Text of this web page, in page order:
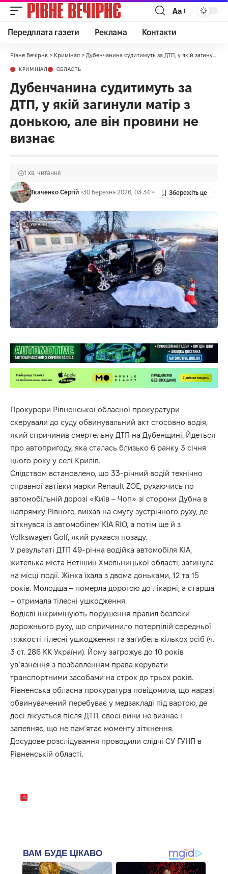
Аа
Передплата газети Реклама Контакти
Рівне Вечірнє > Кримінал > Дубенчанина судитимуть за ДТП, у якій загинули матір з донькою, але він провини не визнає
КРИМІНАЛ ОБЛАСТЬ
Дубенчанина судитимуть за
ДТП, у якій загинули матір з
донькою, але він провини не
визнає
Ткаченко Сергій 30 Березня 2026, 03:34
1 хв. читання
Прокурори Рівненської обласної прокуратури
скерували до суду обвинувальний акт стосовно водія,
який спричинив смертельну ДТП на Дубенщині. Йдеться
про автопригоду, яка сталась близько 6 ранку 3 січня
цього року у селі Крилів.
Слідством встановлено, що 33-річний водій технічно
справної автівки марки Renault ZOE, рухаючись по
автомобільній дорозі «Київ – Чоп» зі сторони Дубна в
напрямку Рівного, виїхав на смугу зустрічного руху, де
зіткнувся із автомобілем KIA RIO, а потім ще й з
Volkswagen Golf, який рухався позаду.
У результаті ДТП 49-річна водійка автомобіля KIA,
жителька міста Нетішин Хмельницької області, загинула
на місці події. Жінка їхала з двома доньками, 12 та 15
років. Молодша – померла дорогою до лікарні, а старша
– отримала тілесні ушкодження.
Водієві інкримінують порушення правил безпеки
дорожнього руху, що спричинило потерпілій середньої
тяжкості тілесні ушкодження та загибель кількох осіб (ч.
3 ст. 286 КК України). Йому загрожує до 10 років
ув’язнення з позбавленням права керувати
транспортними засобами на строк до трьох років.
Рівненська обласна прокуратура повідомила, що наразі
обвинувачений перебуває у медзакладі під вартою, де
досі лікується після ДТП, своєї вини не визнає і
запевняє, що не пам’ятає моменту зіткнення.
Досудове розслідування проводили слідчі СУ ГУНП в
Рівненській області.